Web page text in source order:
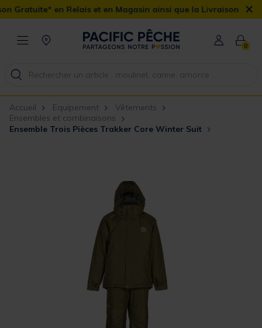
et en Magasin ainsi que la Livraison Domicile offerte dès
×
0
Accueil Equipement
Vêtements
Ensembles et combinaisons
Ensemble Trois Pièces Trakker Core Winter Suit